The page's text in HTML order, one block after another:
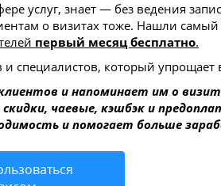
услуг, знает — без ведения
о визитах тоже. Нашли
первый месяц бесплатно.
и специалистов, который упрощает
и напоминает им о
чаевые, кэшбэк и
и помогает больше